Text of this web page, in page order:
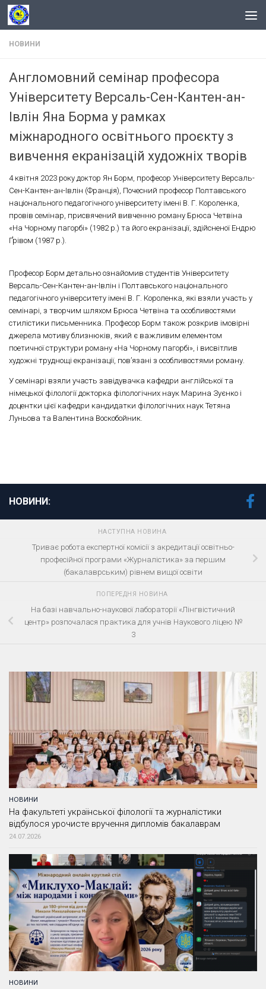
Skip to content
НОВИНИ
Англомовний семінар професора
Університету Версаль-Сен-Кантен-ан-
Івлін Яна Борма у рамках
міжнародного освітнього проєкту з
вивчення екранізацій художніх творів
4 квітня 2023 року доктор Ян Борм, професор Університету Версаль-
Сен-Кантен-ан-Івлін (Франція), Почесний професор Полтавського
національного педагогічного університету імені В. Г. Короленка,
провів семінар, присвячений вивченню роману Брюса Четвіна
«На Чорному пагорбі» (1982 р.) та його екранізації, здійсненої Ендрю
Ґрівом (1987 р.).
Професор Борм детально ознайомив студентів Університету
Версаль-Сен-Кантен-ан-Івлін і Полтавського національного
педагогічного університету імені В. Г. Короленка, які взяли участь у
семінарі, з творчим шляхом Брюса Четвіна та особливостями
стилістики письменника. Професор Борм також розкрив імовірні
джерела мотиву близнюків, який є важливим елементом
поетичної структури роману «На Чорному пагорбі», і висвітлив
художні труднощі екранізації, пов’язані з особливостями роману.
У семінарі взяли участь завідувачка кафедри англійської та
німецької філології докторка філологічних наук Марина Зуєнко і
доцентки цієї кафедри кандидатки філологічних наук Тетяна
Луньова та Валентина Воскобойник.
НОВИНИ:
НАСТУПНА НОВИНА
Триває робота експертної комісії з акредитації освітньо-
професійної програми «Журналістика» за першим
(бакалаврським) рівнем вищої освіти
ПОПЕРЕДНЯ НОВИНА
На базі навчально-наукової лабораторії «Лінгвістичний
центр» розпочалася практика для учнів Наукового ліцею №
3
НОВИНИ
На факультеті української філології та журналістики
відбулося урочисте вручення дипломів бакалаврам
24.07.2026
НОВИНИ